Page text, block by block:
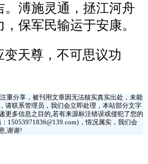
溥施灵通，拯江河舟
保军民输运于安康。
天尊，不可思议功
重分享，被刊用文章因无法核实真实出处，未能
请联系管理员，我们会立即处理，本站部分文字
更多信息之目的,若有来源标注错误或侵犯了您的
15053971836@139.com)，情况属实，我们会
,谢谢!